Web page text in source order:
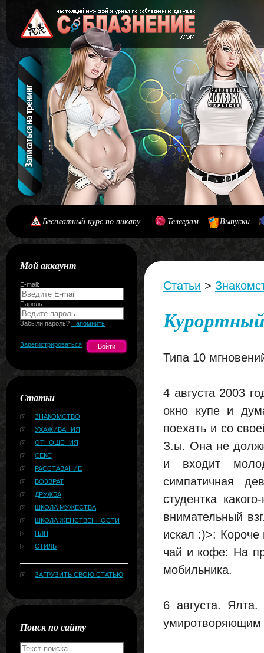
Бесплатный курс по пикапу Телеграм Выпуски
Мой аккаунт
E-mail:
Пароль:
Забыли пароль? Напомнить
Зарегистрироваться
Статьи
ЗНАКОМСТВО
УХАЖИВАНИЯ
ОТНОШЕНИЯ
СЕКС
РАССТАВАНИЕ
ВОЗВРАТ
ДРУЖБА
ШКОЛА МУЖЕСТВА
ШКОЛА ЖЕНСТВЕННОСТИ
НЛП
СТИЛЬ
ЗАГРУЗИТЬ СВОЮ СТАТЬЮ
Поиск по сайту
Статьи >
Типа 10
4 августа 2003
окно купе и
поехать и со
З.ы. Она не
и входит
симпатичная
студентка
внимательный
искал :)>:
чай и кофе: На
мобильника.
6 августа.